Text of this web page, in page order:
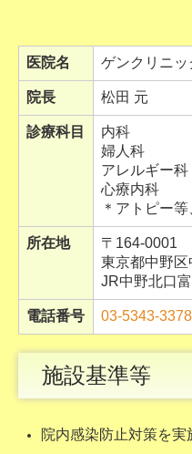
医院名 ゲンクリニッ
院長 松田 元
診療科目
内科
婦人科
アレルギー科
心療内科
＊アトピー
所在地
〒164-0001
東京都中野
JR中野北口
電話番号 03-5343-3378
施設基準等
院内感染防止対策を実